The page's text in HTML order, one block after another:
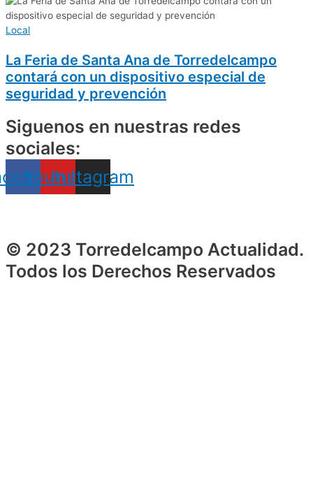
Local
La Feria de Santa Ana de Torredelcampo
contará con un dispositivo especial de
seguridad y prevención
Siguenos en nuestras redes
sociales:
Youtube
Instagram
© 2023 Torredelcampo Actualidad.
Todos los Derechos Reservados